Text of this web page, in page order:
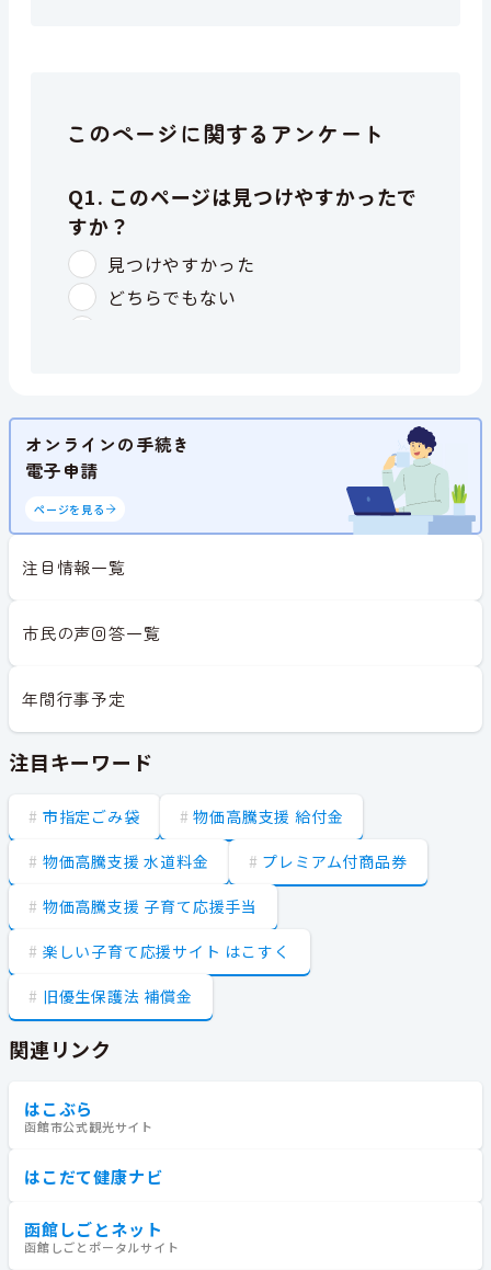
このページに関するアンケート
オンラインの手続き
電子申請
ページを見る
注目情報一覧
市民の声回答一覧
年間行事予定
注目キーワード
市指定ごみ袋 物価高騰支援 給付金
物価高騰支援 水道料金 プレミアム付商品券
物価高騰支援 子育て応援手当
楽しい子育て応援サイト はこすく
旧優生保護法 補償金
関連リンク
はこぶら
函館市公式観光サイト
はこだて健康ナビ
函館しごとネット
函館しごとポータルサイト